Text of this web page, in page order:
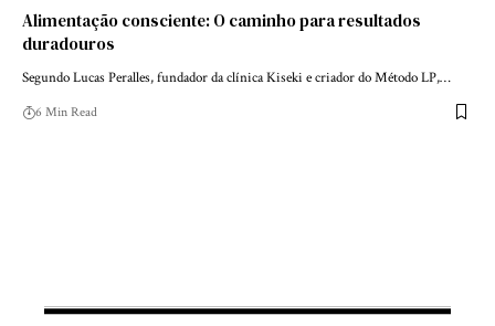
Alimentação consciente: O caminho para resultados
duradouros
Segundo Lucas Peralles, fundador da clínica Kiseki e criador do Método LP,…
6 Min Read